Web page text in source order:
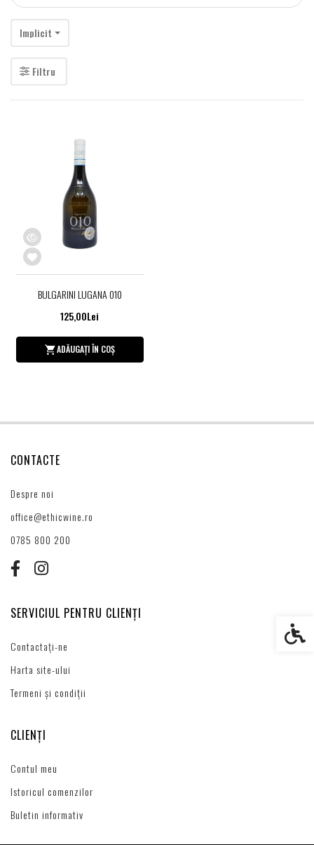
Implicit
Filtru
BULGARINI LUGANA 010
125,00Lei
ADĂUGAȚI ÎN COȘ
CONTACTE
Despre noi
office@ethicwine.ro
0785 800 200
SERVICIUL PENTRU CLIENȚI
Contactați-ne
Harta site-ului
Termeni și condiții
CLIENȚI
Contul meu
Istoricul comenzilor
Buletin informativ
Setări